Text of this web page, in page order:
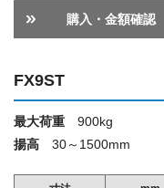
購入・金額確認
FX9ST
最大荷重 900kg
揚高 30～1500mm